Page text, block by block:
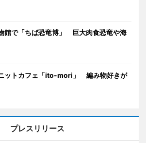
館で「ちば恐竜博」 巨大肉食恐竜や海
ットカフェ「ito-mori」 編み物好きが
プレスリリース